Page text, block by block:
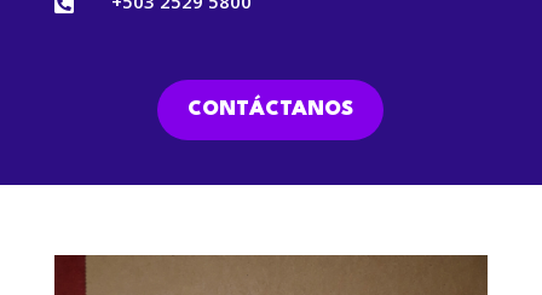
CONTÁCTANOS